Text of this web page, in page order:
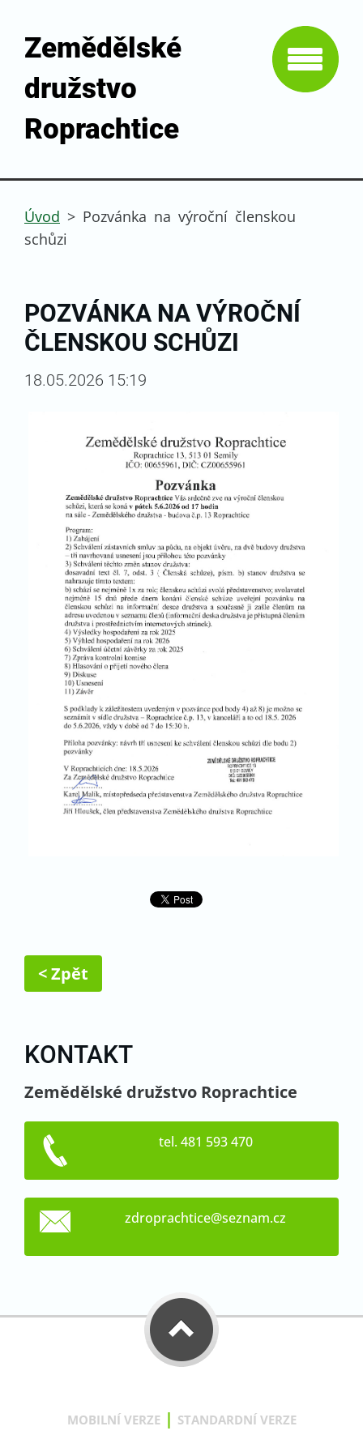
Zemědělské
družstvo
Roprachtice
Úvod > Pozvánka na výroční členskou
schůzi
POZVÁNKA NA VÝROČNÍ
ČLENSKOU SCHŮZI
18.05.2026 15:19
< Zpět
KONTAKT
Zemědělské družstvo Roprachtice
tel. 481 593 470
zdroprachtice@seznam.cz
MOBILNÍ VERZE | STANDARDNÍ VERZE